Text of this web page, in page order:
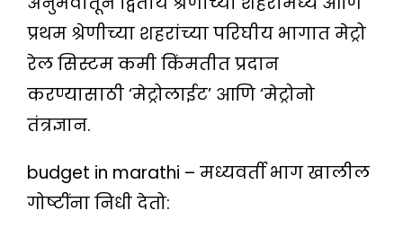
प्रथम श्रेणीच्या शहरांच्या परिघीय भागात मेट्रो
रेल सिस्टम कमी किंमतीत प्रदान
करण्यासाठी ‘मेट्रोलाईट’ आणि ‘मेट्रोनो
तंत्रज्ञान.
budget in marathi – मध्यवर्ती भाग खालील
गोष्टींना निधी देतो: